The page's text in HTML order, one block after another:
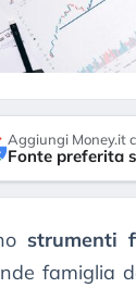
Aggiungi Money.it
Fonte preferita
strumenti
famiglia